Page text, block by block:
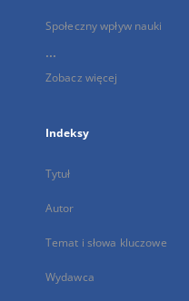
Społeczny wpływ nauki
...
Zobacz więcej
Indeksy
Tytuł
Autor
Temat i słowa kluczowe
Wydawca